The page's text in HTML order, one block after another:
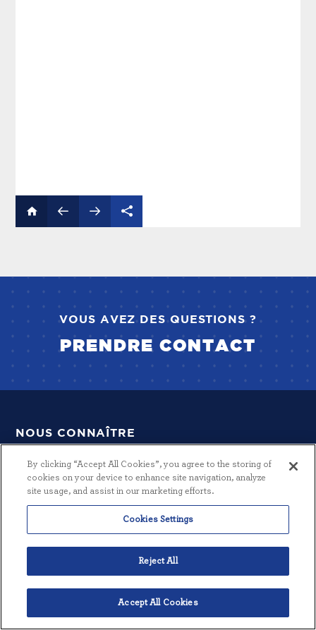
VOUS AVEZ DES QUESTIONS ?
PRENDRE CONTACT
NOUS CONNAÎTRE
PAGE D'ACCUEIL
POURQUOI MECO ?
L'EAU DE DEMAIN
VISION ET VALEURS
Français
By clicking “Accept All Cookies”, you agree to the storing of
cookies on your device to enhance site navigation, analyze
site usage, and assist in our marketing efforts.
Cookies Settings
Reject All
Accept All Cookies